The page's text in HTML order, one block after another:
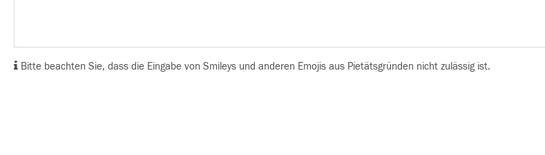
Bitte beachten Sie, dass die Eingabe von Smileys und anderen Emojis aus Pietätsgründen nicht zulässig ist.